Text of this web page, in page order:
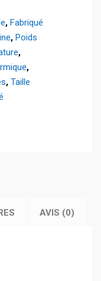
, Fabriqué
, Poids
,
,
, Taille
AVIS (0)